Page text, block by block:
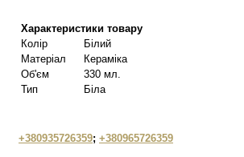
Характеристики товару
Колір
Білий
Матеріал
Кераміка
Об'єм
330 мл.
Тип
Біла
+380935726359; +380965726359